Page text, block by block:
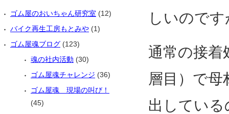
しいのです
通常の接着
層目）で
出してい
ゴム屋のおいちゃん研究室 (12)
バイク再生工房もとみや (1)
ゴム屋魂ブログ (123)
魂の社内活動 (30)
ゴム屋魂チャレンジ (36)
ゴム屋魂 現場の叫び！
(45)